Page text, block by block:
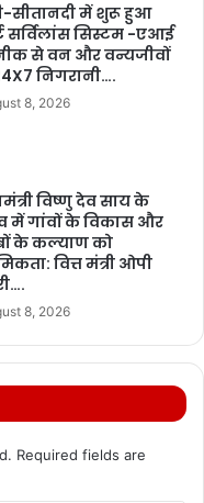
सीतानदी में शुरू हुआ
सर्विलांस सिस्टम -एआई
से वन और वन्यजीवों
निगरानी….
8, 2026
विष्णु देव साय के
में गांवों के विकास और
के कल्याण को
वित्त मंत्री ओपी
8, 2026
Required fields are